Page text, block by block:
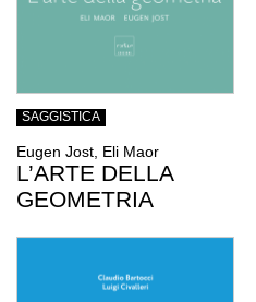
SAGGISTICA
Eugen Jost, Eli Maor
L’ARTE DELLA
GEOMETRIA